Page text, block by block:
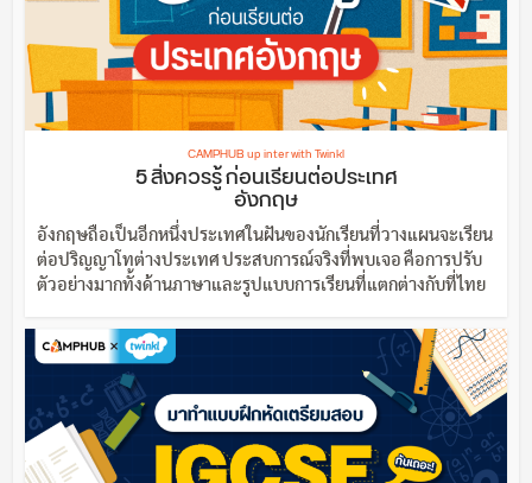
CAMPHUB up inter with Twinkl
5 สิ่งควรรู้ ก่อนเรียนต่อประเทศ
อังกฤษ
อังกฤษถือเป็นอีกหนึ่งประเทศในฝันของนักเรียนที่วางแผนจะเรียน
ต่อปริญญาโทต่างประเทศ ประสบการณ์จริงที่พบเจอ คือการปรับ
ตัวอย่างมากทั้งด้านภาษาและรูปแบบการเรียนที่แตกต่างกับที่ไทย